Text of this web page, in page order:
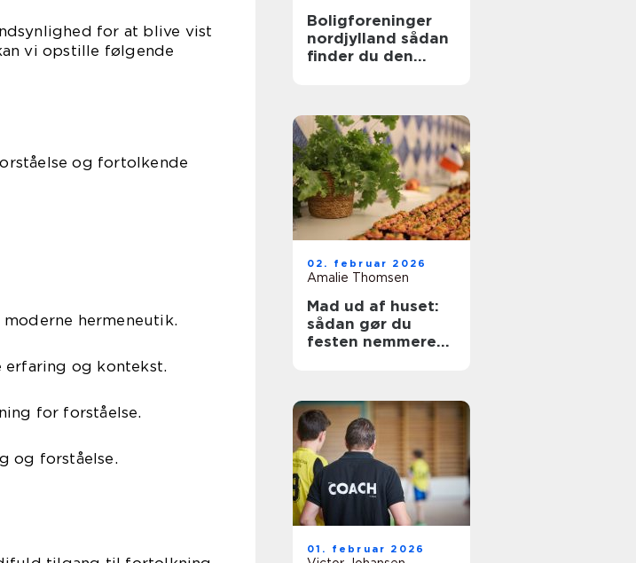
for at blive vist
vi opstille følgende
og fortolkende
hermeneutik.
erfaring og kontekst.
for forståelse.
og forståelse.
Boligforeninger
nordjylland sådan
finder du den
02. februar 2026
Amalie Thomsen
Mad ud af huset:
sådan gør du
festen nemmere
01. februar 2026